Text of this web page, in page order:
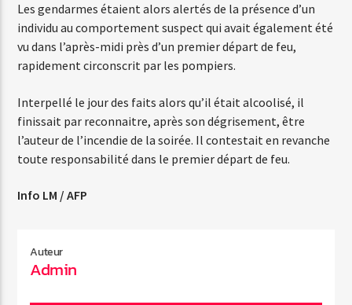
Web-Radio-Années 80
Web-Radio-Italia
Les gendarmes étaient alors alertés de la présence d’un
individu au comportement suspect qui avait également été
vu dans l’après-midi près d’un premier départ de feu,
rapidement circonscrit par les pompiers.
Interpellé le jour des faits alors qu’il était alcoolisé, il
finissait par reconnaitre, après son dégrisement, être
l’auteur de l’incendie de la soirée. Il contestait en revanche
toute responsabilité dans le premier départ de feu.
Info LM / AFP
Auteur
Admin